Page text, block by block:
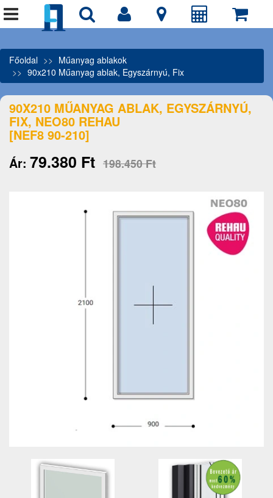
Főoldal
Műanyag ablakok
90x210 Műanyag ablak, Egyszárnyú, Fix
90X210 MŰANYAG ABLAK, EGYSZÁRNYÚ,
FIX, NEO80 REHAU
[NEF8 90-210]
Ár: 79.380 Ft 198.450 Ft